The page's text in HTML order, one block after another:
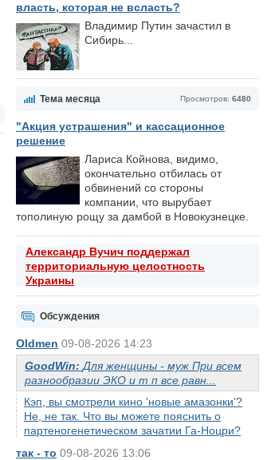
власть, которая не всласть?
Владимир Путин зачастил в
Сибирь...
Просмотров: 6480
Тема месяца
"Акция устрашения" и кассационное
решение
Лариса Койнова, видимо,
окончательно отбилась от
обвинений со стороны
компании, что вырубает
тополиную рощу за дамбой в Новокузнецке.
Александр Вучич поддержал
территориальную целостность
Украины
Обсуждения
Oldmen 09-08-2026 14:23
GoodWin: Для женщины - муж При всем
разнообразии ЭКО и т п все равн...
Кэп, вы смотрели кино 'новые амазонки'?
Не, не так. Что вы можете пояснить о
партеногенетическом зачатии Га-Ноцри?
так - то 09-08-2026 13:06